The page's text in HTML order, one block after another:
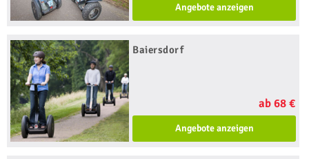
Angebote anzeigen
Baiersdorf
ab 68 €
Angebote anzeigen